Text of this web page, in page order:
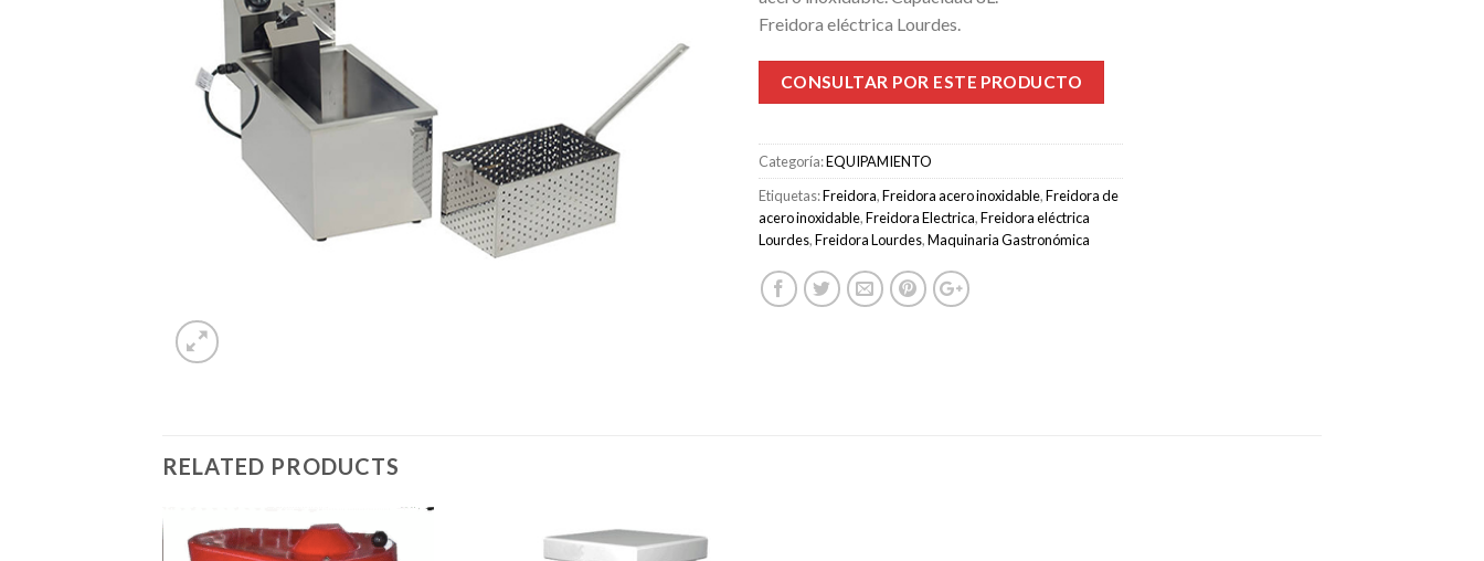
Freidora eléctrica Lourdes.
CONSULTAR POR ESTE PRODUCTO
Categoría:EQUIPAMIENTO
Etiquetas:Freidora,Freidora acero inoxidable,Freidora de
acero inoxidable,Freidora Electrica,Freidora eléctrica
Lourdes,Freidora Lourdes,Maquinaria Gastronómica
RELATED PRODUCTS